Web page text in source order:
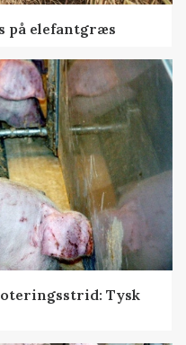
på elefantgræs
Tysk